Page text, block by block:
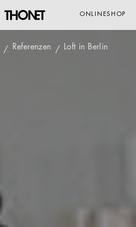
ONLINESHOP
Referenzen Loft in Berlin